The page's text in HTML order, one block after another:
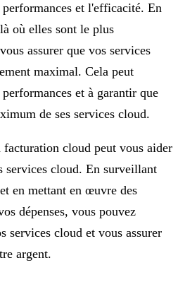
et l'efficacité. En
où elles sont le plus
assurer que vos services
maximal. Cela peut
et à garantir que
de ses services cloud.
cloud peut vous aider
services cloud. En surveillant
en mettant en œuvre des
dépenses, vous pouvez
services cloud et vous assurer
argent.